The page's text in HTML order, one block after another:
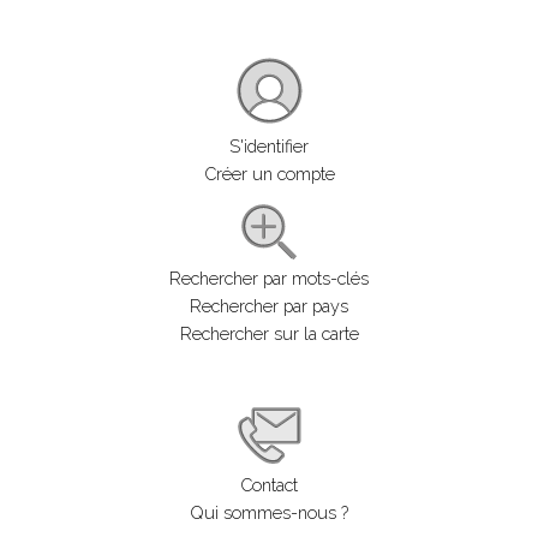
S'identifier
Créer un compte
Rechercher par mots-clés
Rechercher par pays
Rechercher sur la carte
Contact
Qui sommes-nous ?